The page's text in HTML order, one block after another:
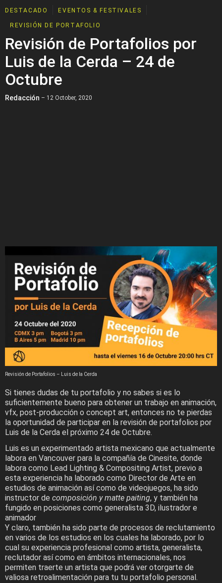
DESTACADO EVENTOS & FESTIVALES
REVISIÓN DE PORTAFOLIO
Revisión de Portafolios por
Luis de la Cerda – 24 de
Octubre
Redacción – 12 October, 2020
Revisión de Portafolios – Luis de la Cerda
Si tienes dudas de tu portafolio y no sabes si es lo
suficientemente bueno para obtener un trabajo en animación,
vfx, post-producción o concept art, entonces no te pierdas
la oportunidad de participar en la revisión de portafolios por
Luis de la Cerda el próximo 24 de Octubre.
Luis es un experimentado artista mexicano que actualmente
labora en Vancouver para la compañía de Cinesite, donde
labora como Lead Lighting & Compositing Artist, previo a
esta experiencia ha laborado como Director de Arte en
estudios de animación así como de videojuegos, ha sido
instructor de composición y matte paiting, y también ha
fungido en posiciones como generalista 3D, ilustrador e
animador
Y claro, también ha sido parte de procesos de reclutamiento
en varios de los estudios en los cuales ha laborado, por lo
cual su experiencia profesional como artista, generalista,
reclutador así como en ámbitos internacionales, nos
permiten traerte un artista que podrá ver otorgarte de
valiosa retroalimentación para tu tu portafolio personal.